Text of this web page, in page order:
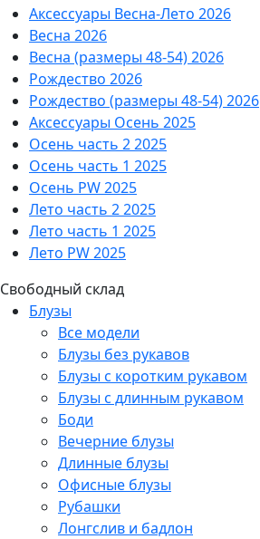
Аксессуары Весна-Лето 2026
Весна 2026
Весна (размеры 48-54) 2026
Рождество 2026
Рождество (размеры 48-54) 2026
Аксессуары Осень 2025
Осень часть 2 2025
Осень часть 1 2025
Осень PW 2025
Лето часть 2 2025
Лето часть 1 2025
Лето PW 2025
Свободный склад
Блузы
Все модели
Блузы без рукавов
Блузы с коротким рукавом
Блузы с длинным рукавом
Боди
Вечерние блузы
Длинные блузы
Офисные блузы
Рубашки
Лонгслив и бадлон